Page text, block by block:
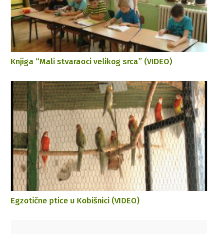
Knjiga “Mali stvaraoci velikog srca” (VIDEO)
Egzotične ptice u Kobišnici (VIDEO)